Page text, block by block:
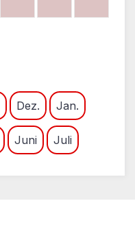
Dez. Jan.
Juni Juli